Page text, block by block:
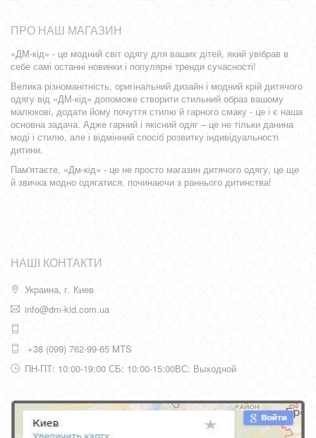
ПРО НАШ МАГАЗИН
«ДМ-кід» - це модний світ одягу для ваших дітей, який увібрав в
себе самі останні новинки і популярні тренди сучасності!
Велика різноманітність, оригінальний дизайн і модний крій дитячого
одягу від «ДМ-кід» допоможе створити стильний образ вашому
малюкові, додати йому почуття стилю й гарного смаку - це і є наша
основна задача. Адже гарний і якісний одяг – це не тільки данина
моді і стилю, але і відмінний спосіб розвитку індивідуальності
дитини.
Пам'ятаєте, «Дм-кід» - це не просто магазин дитячого одягу, це ще
й звичка модно одягатися, починаючи з раннього дитинства!
НАШІ КОНТАКТИ
Украина, г. Киев
info@dm-kid.com.ua
+38 (099) 762-99-65 MTS
ПН-ПТ: 10:00-19:00 СБ: 10:00-15:00ВС: Выходной